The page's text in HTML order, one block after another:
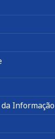
Informação